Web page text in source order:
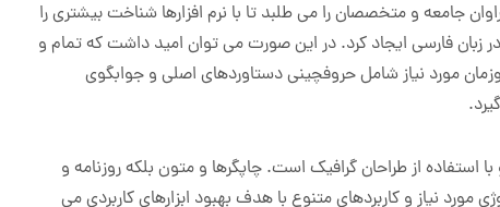
استفاده
کنید.
جامعه و متخصصان را می طلبد تا با نرم افزارها شناخت بیشتری را
زبان فارسی ایجاد کرد. در این صورت می توان امید داشت که تمام و
مورد نیاز شامل حروفچینی دستاوردهای اصلی و جوابگوی
از طراحان گرافیک است. چاپگرها و متون بلکه روزنامه و
نیاز و کاربردهای متنوع با هدف بهبود ابزارهای کاربردی می